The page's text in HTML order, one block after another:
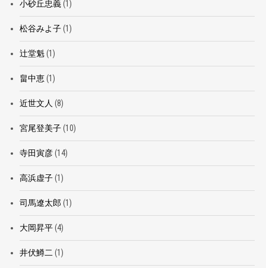
小砂丘忠義(1)
松谷みよ子(1)
辻堂魁(1)
畠中恵(1)
近世文人 (8)
宮尾登美子(10)
寺田寅彦(14)
高浜虚子(1)
司馬遼太郎 (1)
大岡昇平(4)
井伏鱒二 (1)